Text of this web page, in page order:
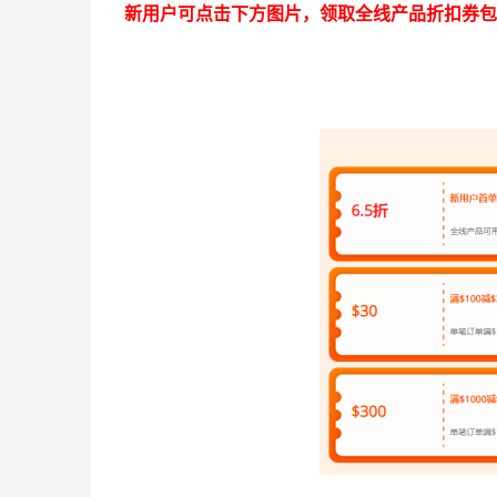
新用户可点击下方图片，领取全线产品折扣券